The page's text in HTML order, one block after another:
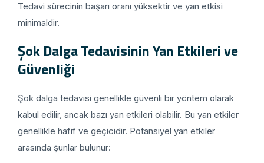
Tedavi sürecinin başarı oranı yüksektir ve yan etkisi
minimaldir.
Şok Dalga Tedavisinin Yan Etkileri ve
Güvenliği
Şok dalga tedavisi genellikle güvenli bir yöntem olarak
kabul edilir, ancak bazı yan etkileri olabilir. Bu yan etkiler
genellikle hafif ve geçicidir. Potansiyel yan etkiler
arasında şunlar bulunur: